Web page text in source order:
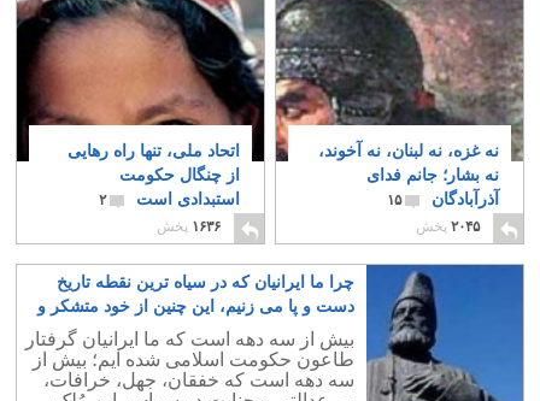
نه غزه، نه لبنان، نه آخوند،
نه بشار؛ جانم فدای
آذرآبادگان
۱۵
۲۰۴۵ پخش
اتحاد ملی، تنها راه رهایی
از چنگال حکومت
استبدادی است
۲
۱۶۳۶ پخش
چرا ما ایرانیان که در سیاه ترین نقطه تاریخ
دست و پا می زنیم، این چنین از خود متشکر و
خود بزرگ بینیم؟
بیش از سه دهه است که ما ایرانیان گرفتار
طاعون حکومت اسلامی شده ایم؛ بیش از
سه دهه است که خفقان، جهل، خرافات،